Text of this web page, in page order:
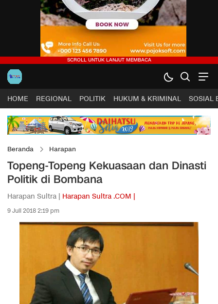
HOME REGIONAL POLITIK HUKUM & KRIMINAL SOSIAL
Beranda Harapan
Topeng-Topeng Kekuasaan dan Dinasti
Politik di Bombana
Harapan Sultra | Harapan Sultra .COM |
9 Juli 2018 2:19 pm